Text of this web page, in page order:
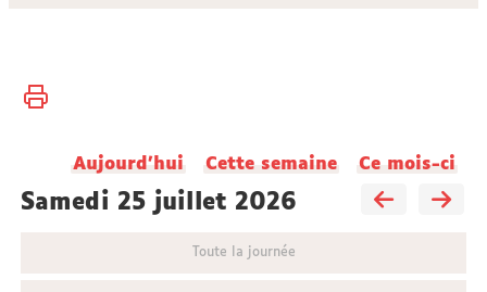
Vous
Accueil
Actualités
Aujourd'hui Cette semaine Ce mois-ci
samedi 25 juillet 2026
Toute la journée